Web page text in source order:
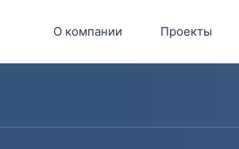
О компании Проекты